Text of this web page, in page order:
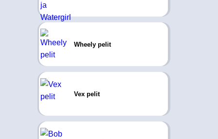
Wheely pelit
Vex pelit